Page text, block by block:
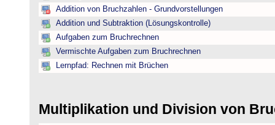
Addition von Bruchzahlen - Grundvorstellungen
Addition und Subtraktion (Lösungskontrolle)
Aufgaben zum Bruchrechnen
Vermischte Aufgaben zum Bruchrechnen
Lernpfad: Rechnen mit Brüchen
Multiplikation und Division von